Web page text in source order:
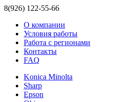
8(926) 122-55-66
О компании
Условия работы
Работа с регионами
Контакты
FAQ
Konica Minolta
Sharp
Epson